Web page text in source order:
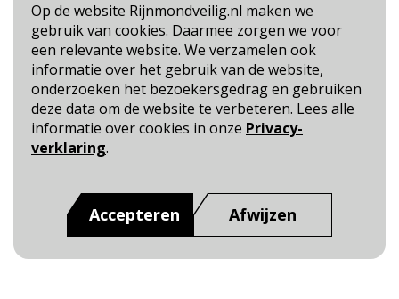
Op de website Rijnmondveilig.nl maken we
gebruik van cookies. Daarmee zorgen we voor
een relevante website. We verzamelen ook
informatie over het gebruik van de website,
onderzoeken het bezoekersgedrag en gebruiken
deze data om de website te verbeteren. Lees alle
informatie over cookies in onze Privacy-
verklaring.
Accepteren Afwijzen
Blijf op de hoogte
Cookie- en Privacybeleid
Toegankelijkheid